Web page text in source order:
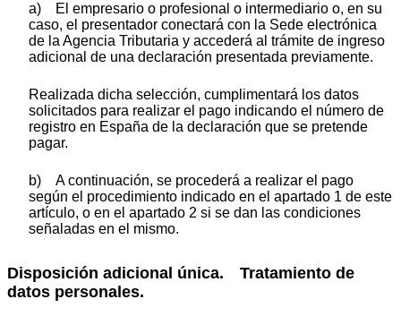
a) El empresario o profesional o intermediario o, en su
caso, el presentador conectará con la Sede electrónica
de la Agencia Tributaria y accederá al trámite de ingreso
adicional de una declaración presentada previamente.
Realizada dicha selección, cumplimentará los datos
solicitados para realizar el pago indicando el número de
registro en España de la declaración que se pretende
pagar.
b) A continuación, se procederá a realizar el pago
según el procedimiento indicado en el apartado 1 de este
artículo, o en el apartado 2 si se dan las condiciones
señaladas en el mismo.
Disposición adicional única. Tratamiento de
datos personales.